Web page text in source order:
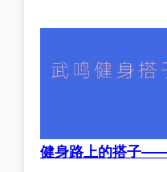
健身路上的搭子